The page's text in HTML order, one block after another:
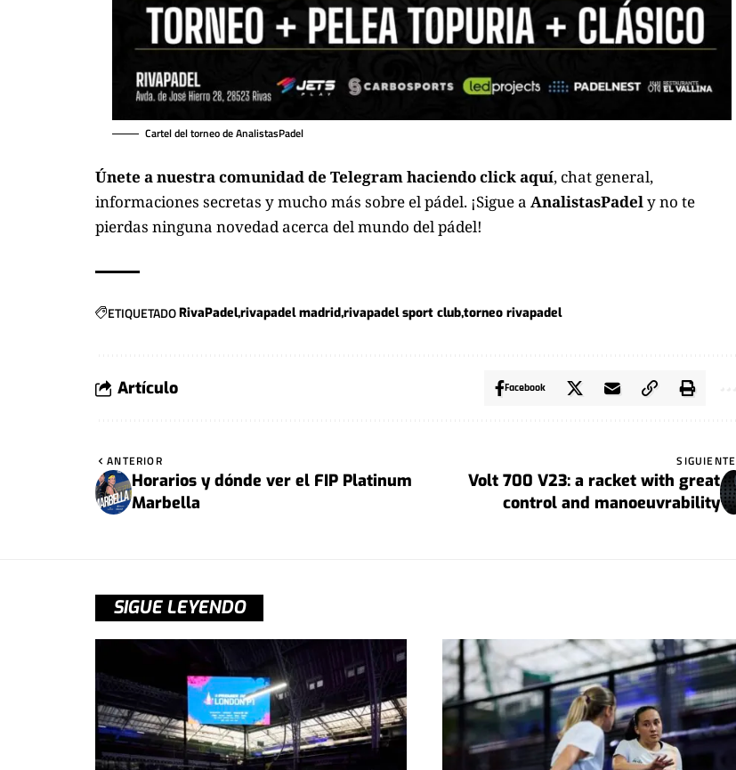
Cartel del torneo de AnalistasPadel
Únete a nuestra comunidad de Telegram haciendo click aquí, chat general,
informaciones secretas y mucho más sobre el pádel. ¡Sigue a AnalistasPadely no te
pierdas ninguna novedad acerca del mundo del pádel!
ETIQUETADORivaPadelrivapadel madridrivapadel sport clubtorneo rivapadel
Artículo Facebook
ANTERIOR
Horarios y dónde ver el FIP Platinum
Marbella
SIGUIENTE
Volt 700 V23: a racket with great
control and manoeuvrability
SIGUE LEYENDO